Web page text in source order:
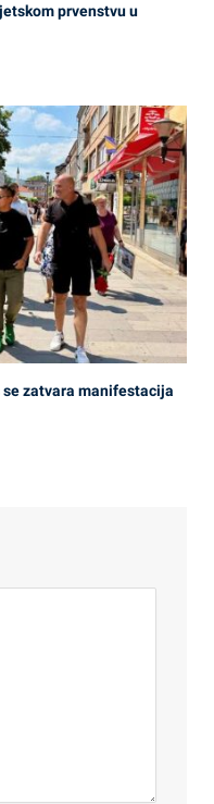
prvenstvu u
zatvara manifestacija